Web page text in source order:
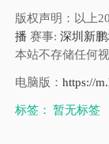
版权声明：以上
播 赛事:深圳新
本站不存储任何
电脑版：https://
标签： 暂无标签